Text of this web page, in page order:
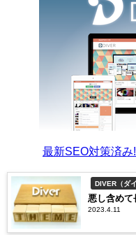
最新SEO対策済み
DIVER（ダ
悪し含めて
ードプレス
2023.4.11